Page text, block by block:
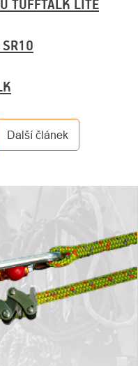
TUFFTALK LITE
SR10
Další článek